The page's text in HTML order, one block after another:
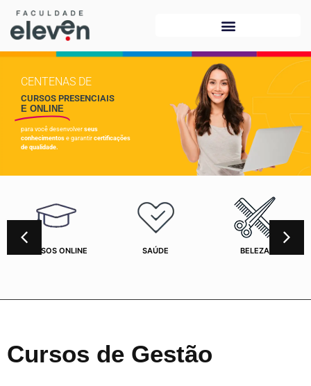
CENTENAS DE
CURSOS PRESENCIAIS
E ONLINE
para você desenvolver seus
conhecimentos e garantir certificações
de qualidade.
CURSOS ONLINE SAÚDE BELEZA
Cursos de Gestão